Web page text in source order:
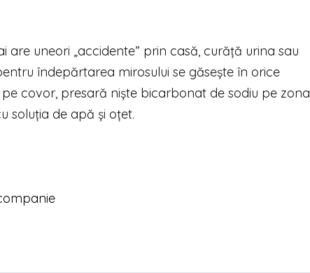
uneori „accidente” prin casă, curăță urina sau
îndepărtarea mirosului se găsește în orice
covor, presară niște bicarbonat de sodiu pe zona
soluția de apă și oțet.